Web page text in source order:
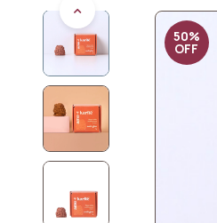
50%
OFF